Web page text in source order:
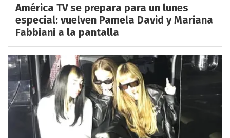
América TV se prepara para un lunes
especial: vuelven Pamela David y Mariana
Fabbiani a la pantalla